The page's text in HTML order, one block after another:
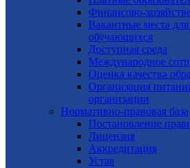
Финансово-
Вакантные места
обучающихся
Доступная среда
Международное
Оценка качества
Организация
организации
Нормативно-правовая база
Постановление
Лицензия
Аккредитация
Устав